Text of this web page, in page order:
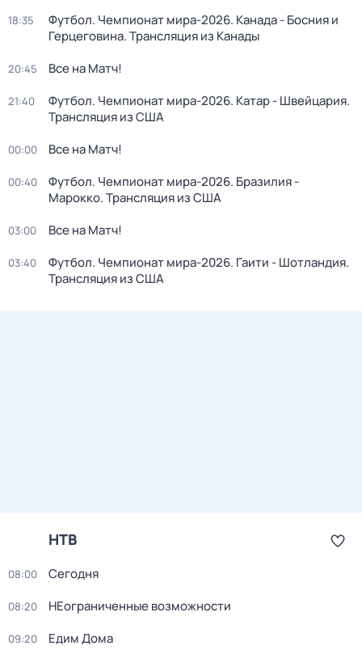
18:35
Футбол. Чемпионат мира-2026. Канада - Босния и
Герцеговина. Трансляция из Канады
20:45 Все на Матч!
21:40
Футбол. Чемпионат мира-2026. Катар - Швейцария.
Трансляция из США
00:00 Все на Матч!
00:40
Футбол. Чемпионат мира-2026. Бразилия -
Марокко. Трансляция из США
03:00 Все на Матч!
03:40
Футбол. Чемпионат мира-2026. Гаити - Шотландия.
Трансляция из США
НТВ
08:00 Сегодня
08:20 НЕограниченные возможности
09:20 Едим Дома